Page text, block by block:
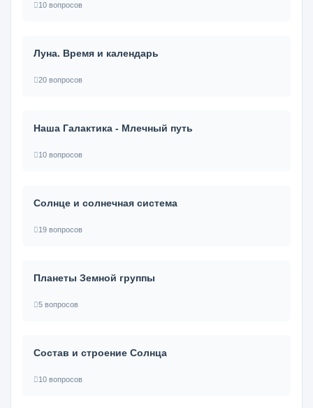
10 вопросов
Луна. Время и календарь
20 вопросов
Наша Галактика - Млечный путь
10 вопросов
Солнце и солнечная система
19 вопросов
Планеты Земной группы
5 вопросов
Состав и строение Солнца
10 вопросов